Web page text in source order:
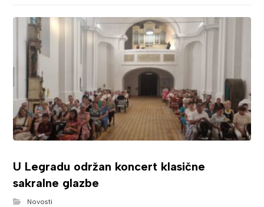
U Legradu održan koncert klasične
sakralne glazbe
Novosti